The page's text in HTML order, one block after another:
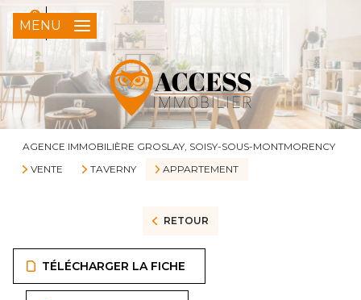
0
FR
MENU
AGENCE IMMOBILIÈRE GROSLAY, SOISY-SOUS-MONTMORENCY
VENTE
TAVERNY APPARTEMENT
RETOUR
TÉLÉCHARGER LA FICHE